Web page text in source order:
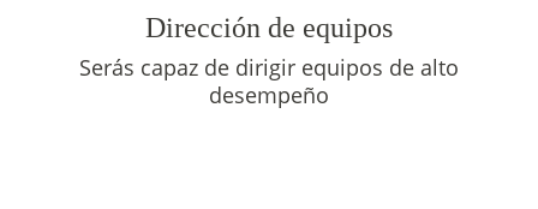
Dirección de equipos
Serás capaz de dirigir equipos de alto
desempeño